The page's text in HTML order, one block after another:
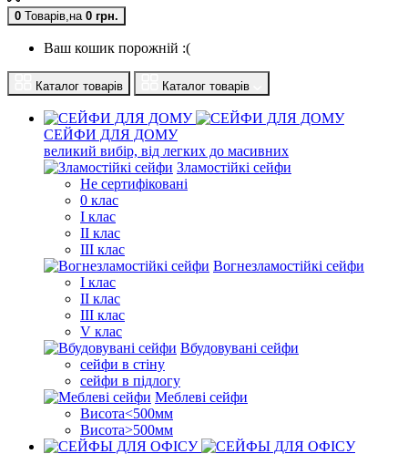
0 Товарів,на 0 грн.
Ваш кошик порожній :(
Каталог товарів Каталог товарів
СЕЙФИ ДЛЯ ДОМУ
великий вибір, від легких до масивних
Зламостійкі сейфи
Не сертифіковані
0 клас
I клас
II клас
III клас
Вогнезламостійкі сейфи
I клас
II клас
III клас
V клас
Вбудовувані сейфи
сейфи в стіну
сейфи в підлогу
Меблеві сейфи
Висота<500мм
Висота>500мм